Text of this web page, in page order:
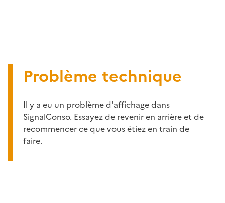
Problème technique
Il y a eu un problème d'affichage dans
SignalConso. Essayez de revenir en arrière et de
recommencer ce que vous étiez en train de
faire.